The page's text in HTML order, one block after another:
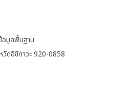
อมูลพื้นฐาน
วัดอิชิกาวะ 920-0858